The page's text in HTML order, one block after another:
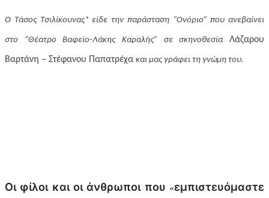
Ο Τάσος Τσιλίκουνας* είδε την παράσταση “Ονόριο” που ανεβαίνει
στο “Θέατρο Βαφείο-Λάκης Καραλής” σε σκηνοθεσία Λάζαρου
Βαρτάνη – Στέφανου Παπατρέχα και μας γράφει τη γνώμη του.
Οι φίλοι και οι άνθρωποι που «εμπιστευόμαστε